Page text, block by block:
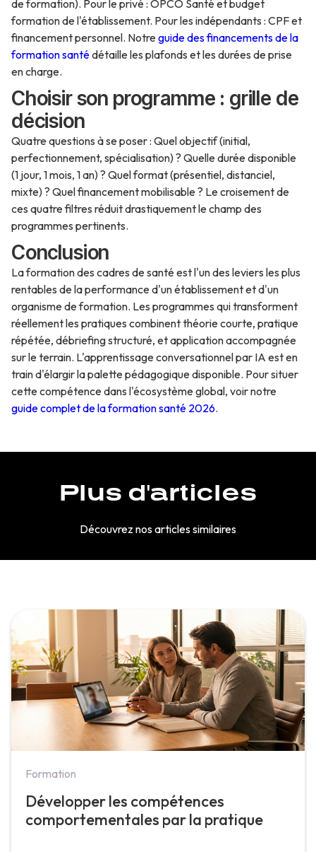
de formation). Pour le privé : OPCO Santé et budget
formation de l'établissement. Pour les indépendants : CPF et
financement personnel. Notreguide des financements de la
formation santédétaille les plafonds et les durées de prise
en charge.
Choisir son programme : grille de
décision
Quatre questions à se poser : Quel objectif (initial,
perfectionnement, spécialisation) ? Quelle durée disponible
(1 jour, 1 mois, 1 an) ? Quel format (présentiel, distanciel,
mixte) ? Quel financement mobilisable ? Le croisement de
ces quatre filtres réduit drastiquement le champ des
programmes pertinents.
Conclusion
La formation des cadres de santé est l'un des leviers les plus
rentables de la performance d'un établissement et d'un
organisme de formation. Les programmes qui transforment
réellement les pratiques combinent théorie courte, pratique
répétée, débriefing structuré, et application accompagnée
sur le terrain. L'apprentissage conversationnel par IA est en
train d'élargir la palette pédagogique disponible. Pour situer
cette compétence dans l'écosystème global, voir notre
guide complet de la formation santé 2026.
Plus d'articles
Découvrez nos articles similaires
Formation
Développer les compétences
comportementales par la pratique